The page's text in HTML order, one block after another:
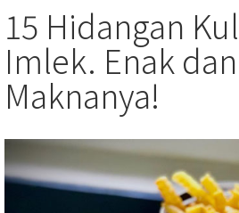
15 Hidangan
Imlek. Enak
Maknanya!